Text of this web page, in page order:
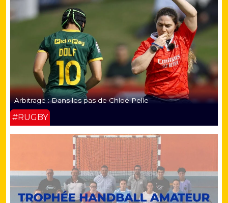
Arbitrage : Dans les pas de Chloé Pelle
#RUGBY